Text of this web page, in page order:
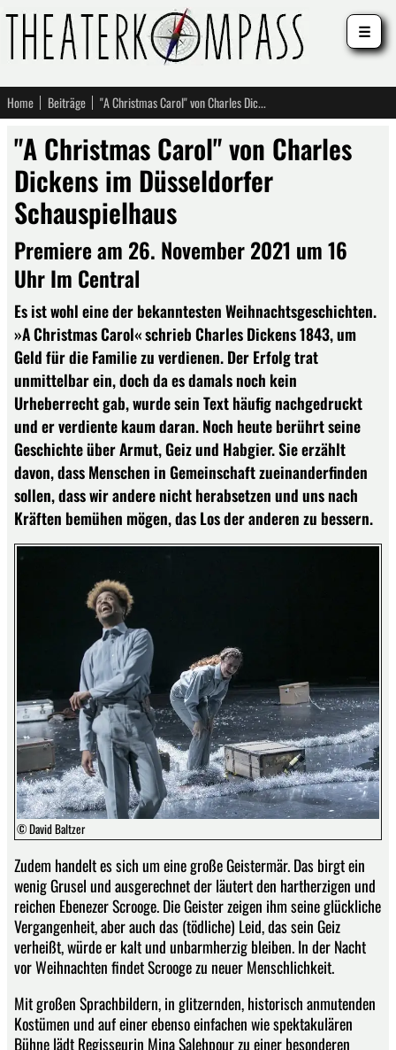
Home Beiträge "A Christmas Carol" von Charles Dickens im Düsseldorfer Schauspielhaus
"A Christmas Carol" von Charles
Dickens im Düsseldorfer
Schauspielhaus
Premiere am 26. November 2021 um 16
Uhr Im Central
Es ist wohl eine der bekanntesten Weihnachtsgeschichten.
»A Christmas Carol« schrieb Charles Dickens 1843, um
Geld für die Familie zu verdienen. Der Erfolg trat
unmittelbar ein, doch da es damals noch kein
Urheberrecht gab, wurde sein Text häufig nachgedruckt
und er verdiente kaum daran. Noch heute berührt seine
Geschichte über Armut, Geiz und Habgier. Sie erzählt
davon, dass Menschen in Gemeinschaft zueinanderfinden
sollen, dass wir andere nicht herabsetzen und uns nach
Kräften bemühen mögen, das Los der anderen zu bessern.
© David Baltzer
Zudem handelt es sich um eine große Geistermär. Das birgt ein
wenig Grusel und ausgerechnet der läutert den hartherzigen und
reichen Ebenezer Scrooge. Die Geister zeigen ihm seine glückliche
Vergangenheit, aber auch das (tödliche) Leid, das sein Geiz
verheißt, würde er kalt und unbarmherzig bleiben. In der Nacht
vor Weihnachten findet Scrooge zu neuer Menschlichkeit.
Mit großen Sprachbildern, in glitzernden, historisch anmutenden
Kostümen und auf einer ebenso einfachen wie spektakulären
Bühne lädt Regisseurin Mina Salehpour zu einer besonderen
☰